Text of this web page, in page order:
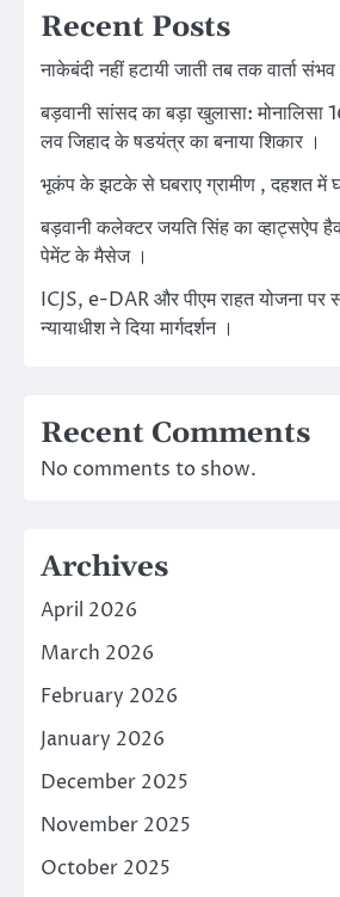
Recent Posts
नाकेबंदी नहीं हटायी जाती तब तक वार्ता संभव
बड़वानी सांसद का बड़ा खुलासा: मोनालिसा
लव जिहाद के षडयंत्र का बनाया शिकार ।
भूकंप के झटके से घबराए ग्रामीण , दहशत में
बड़वानी कलेक्टर जयति सिंह का व्हाट्सऐप
पेमेंट के मैसेज ।
ICJS, e-DAR और पीएम राहत योजना पर
न्यायाधीश ने दिया मार्गदर्शन ।
Recent Comments
No comments to show.
Archives
April 2026
March 2026
February 2026
January 2026
December 2025
November 2025
October 2025